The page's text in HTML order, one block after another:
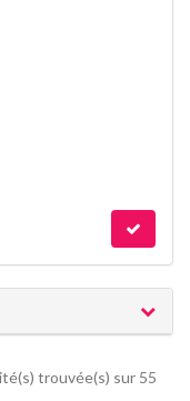
trouvée(s) sur 55